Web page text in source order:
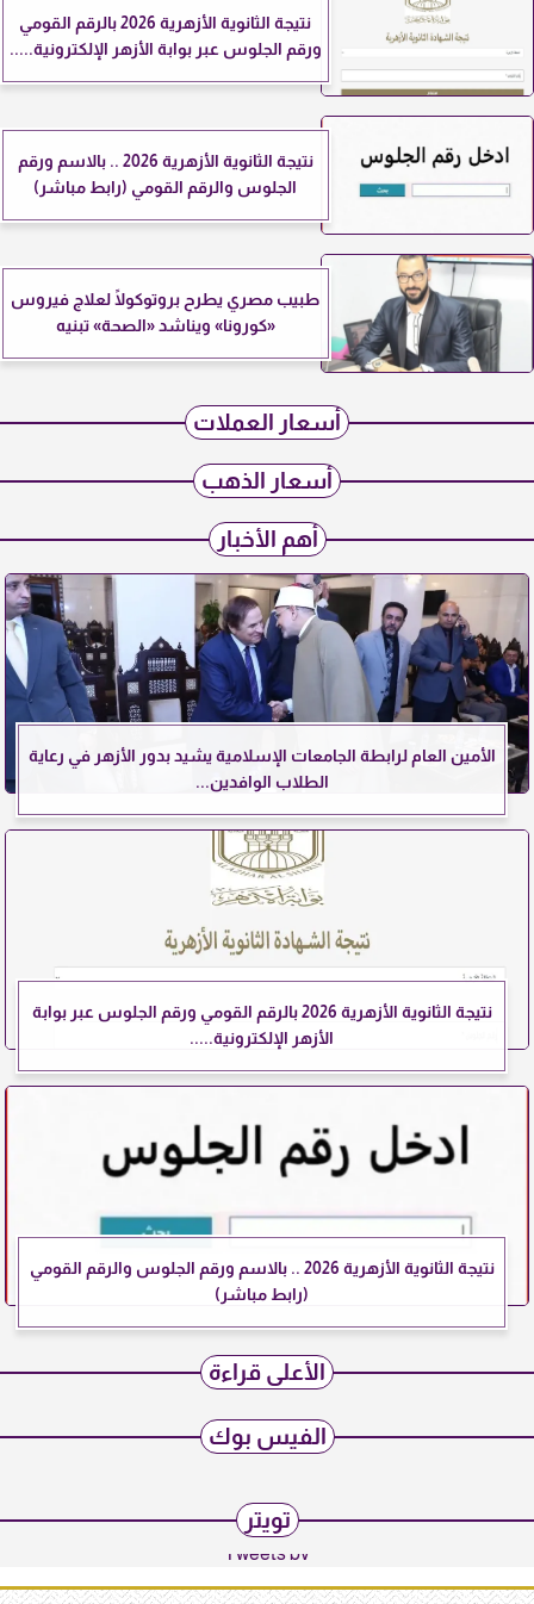
نتيجة الثانوية الأزهرية 2026 بالرقم القومي
ورقم الجلوس عبر بوابة الأزهر الإلكترونية.....
نتيجة الثانوية الأزهرية 2026 .. بالاسم ورقم
الجلوس والرقم القومي (رابط مباشر)
طبيب مصري يطرح بروتوكولًا لعلاج فيروس
«كورونا» ويناشد «الصحة» تبنيه
أسعار العملات
أسعار الذهب
أهم الأخبار
الأمين العام لرابطة الجامعات الإسلامية يشيد بدور الأزهر في رعاية
الطلاب الوافدين...
نتيجة الثانوية الأزهرية 2026 بالرقم القومي ورقم الجلوس عبر بوابة
الأزهر الإلكترونية.....
نتيجة الثانوية الأزهرية 2026 .. بالاسم ورقم الجلوس والرقم القومي
(رابط مباشر)
الأعلى قراءة
الفيس بوك
تويتر
Tweets by